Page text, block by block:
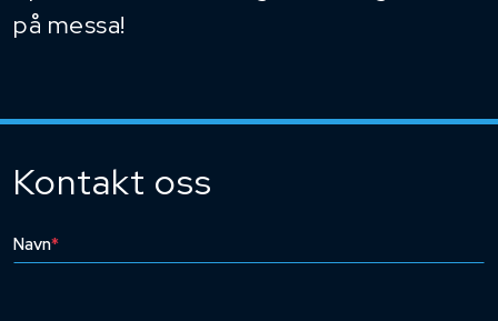
på messa!
Kontakt oss
Navn*